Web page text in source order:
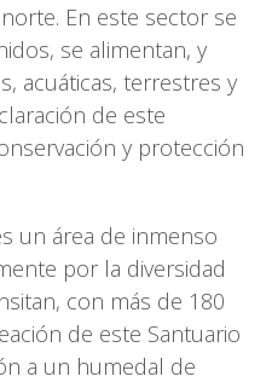
En este sector se
se alimentan, y
acuáticas, terrestres y
de este
y protección
un área de inmenso
por la diversidad
con más de 180
de este Santuario
a un humedal de